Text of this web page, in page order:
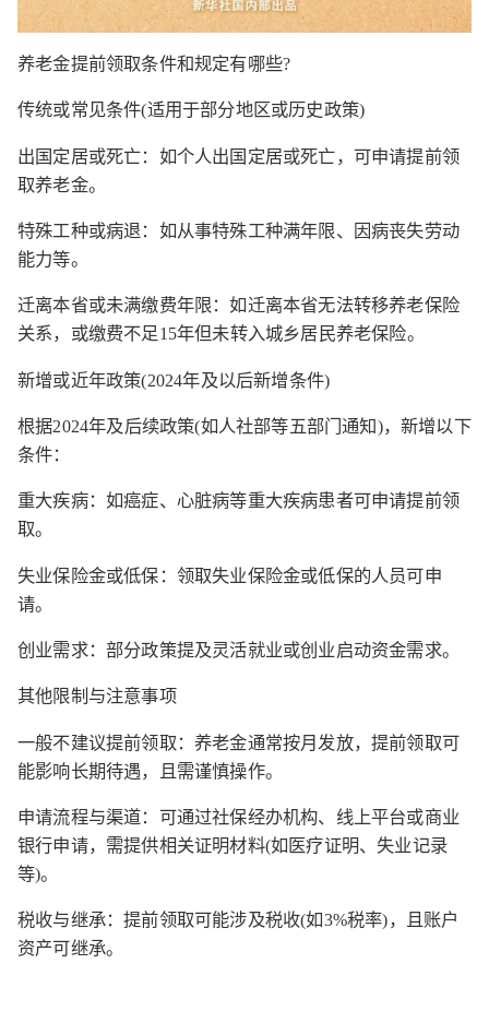
养老金提前领取条件和规定有哪些?
传统或常见条件(适用于部分地区或历史政策)
出国定居或死亡：如个人出国定居或死亡，可申请提前领
取养老金。
特殊工种或病退：如从事特殊工种满年限、因病丧失劳动
能力等。
迁离本省或未满缴费年限：如迁离本省无法转移养老保险
关系，或缴费不足15年但未转入城乡居民养老保险。
新增或近年政策(2024年及以后新增条件)
根据2024年及后续政策(如人社部等五部门通知)，新增以下
条件：
重大疾病：如癌症、心脏病等重大疾病患者可申请提前领
取。
失业保险金或低保：领取失业保险金或低保的人员可申
请。
创业需求：部分政策提及灵活就业或创业启动资金需求。
其他限制与注意事项
一般不建议提前领取：养老金通常按月发放，提前领取可
能影响长期待遇，且需谨慎操作。
申请流程与渠道：可通过社保经办机构、线上平台或商业
银行申请，需提供相关证明材料(如医疗证明、失业记录
等)。
税收与继承：提前领取可能涉及税收(如3%税率)，且账户
资产可继承。